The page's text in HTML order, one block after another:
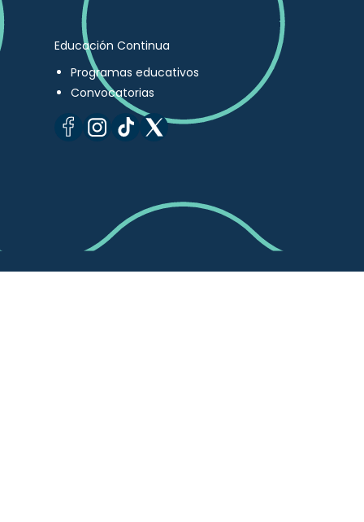
Educación Continua
Programas educativos
Convocatorias